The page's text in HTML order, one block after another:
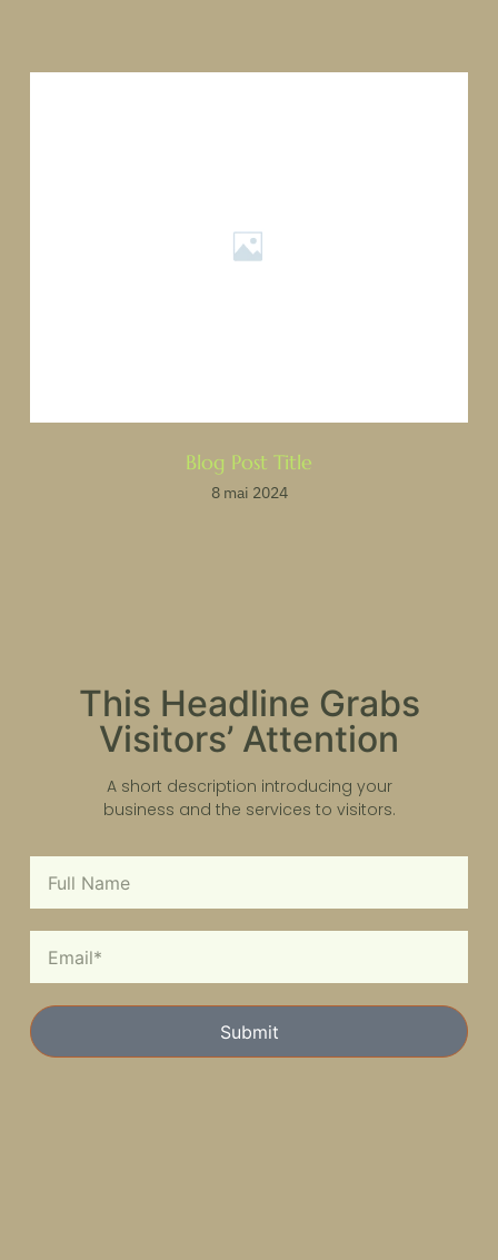
Blog Post Title
8 mai 2024
This Headline Grabs
Visitors’ Attention
A short description introducing your
business and the services to visitors.
Submit